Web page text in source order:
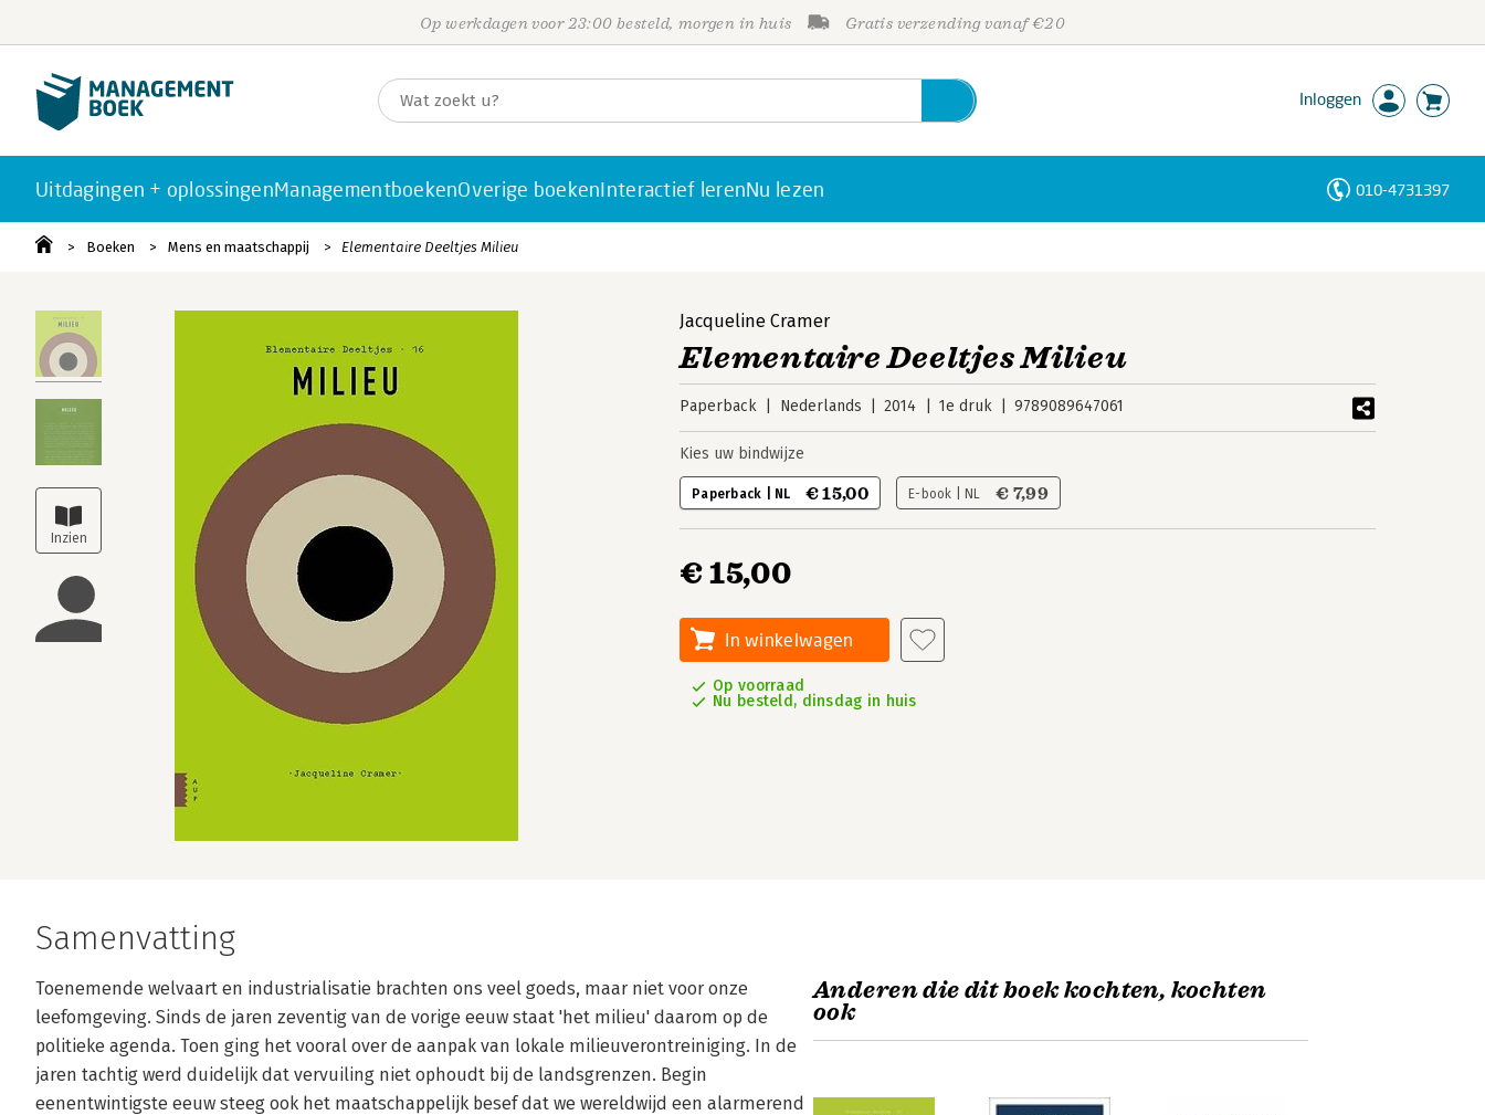
Op werkdagen voor 23:00 besteld, morgen in huis Gratis verzending vanaf €20
Inloggen
Uitdagingen + oplossingenManagementboekenOverige boekenInteractief lerenNu lezen 010-4731397
Boeken Mens en maatschappij Elementaire Deeltjes Milieu
Jacqueline Cramer
Elementaire Deeltjes Milieu
Paperback Nederlands 2014 1e druk 9789089647061
Kies uw bindwijze
Paperback | NL € 15,00 E-book | NL € 7,99
€ 15,00
In winkelwagen
Op voorraad
Nu besteld, dinsdag in huis
Samenvatting
Toenemende welvaart en industrialisatie brachten ons veel goeds, maar niet voor onze
leefomgeving. Sinds de jaren zeventig van de vorige eeuw staat 'het milieu' daarom op de
politieke agenda. Toen ging het vooral over de aanpak van lokale milieuverontreiniging. In de
jaren tachtig werd duidelijk dat vervuiling niet ophoudt bij de landsgrenzen. Begin
eenentwintigste eeuw steeg ook het maatschappelijk besef dat we wereldwijd een alarmerend
Anderen die dit boek kochten, kochten
ook
Personen